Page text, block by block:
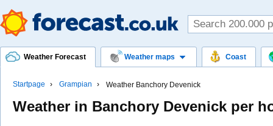
Weather Forecast Weather maps Coast
Startpage Grampian Weather Banchory Devenick
Weather in Banchory Devenick per